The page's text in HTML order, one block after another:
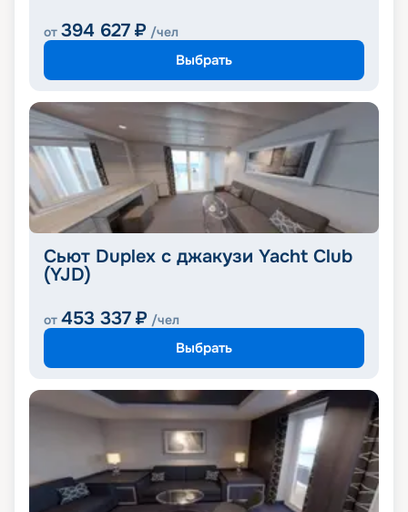
от 394 627 ₽ /чел
Выбрать
Сьют Duplex с джакузи Yacht Club
(YJD)
от 453 337 ₽ /чел
Выбрать